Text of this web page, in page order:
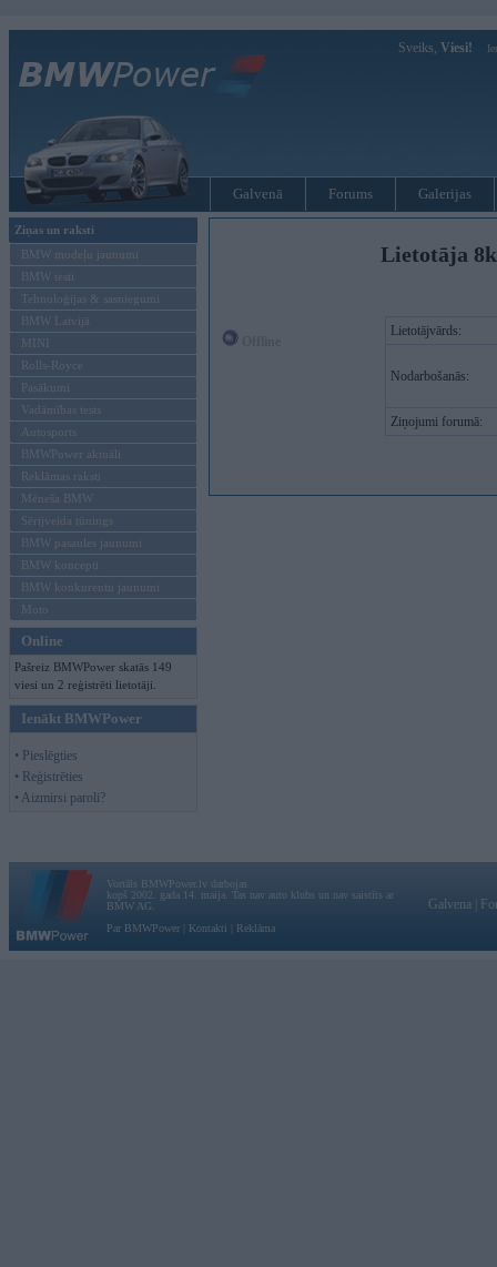
Sveiks, Viesi!
Galvenā Forums Galerijas
Ziņas un raksti
BMW modeļu jaunumi
BMW testi
Tehnoloģijas & sasniegumi
BMW Latvijā
MINI
Rolls-Royce
Pasākumi
Vadāmības tests
Autosports
BMWPower aktuāli
Reklāmas raksti
Mēneša BMW
Sērijveida tūnings
BMW pasaules jaunumi
BMW koncepti
BMW konkurentu jaunumi
Moto
Online
Pašreiz BMWPower skatās 149
viesi un 2 reģistrēti lietotāji.
Ienākt BMWPower
• Pieslēgties
• Reģistrēties
• Aizmirsi paroli?
Lietotāja
Lietotājvārds:
Nodarbošanās:
Ziņojumi forumā:
Vortāls BMWPower.lv darbojas
kopš 2002. gada 14. maija. Tas nav auto klubs un nav saistīts ar
BMW AG.
Par BMWPower
Kontakti Reklāma
Galvena